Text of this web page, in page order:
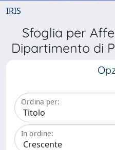
IRIS
Sfoglia per
Dipartimento di
Ordina per:
In ordine: